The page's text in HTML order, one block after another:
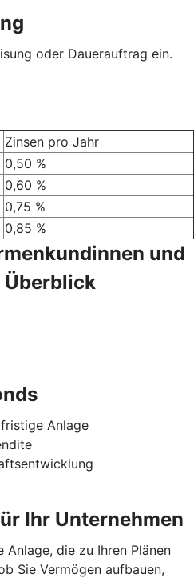
oder Dauerauftrag ein.
Zinsen pro Jahr
0,50 %
0,60 %
0,75 %
0,85 %
und
Überblick
Anlage
Ihr Unternehmen
Anlage, die zu Ihren Plänen
Sie Vermögen aufbauen,